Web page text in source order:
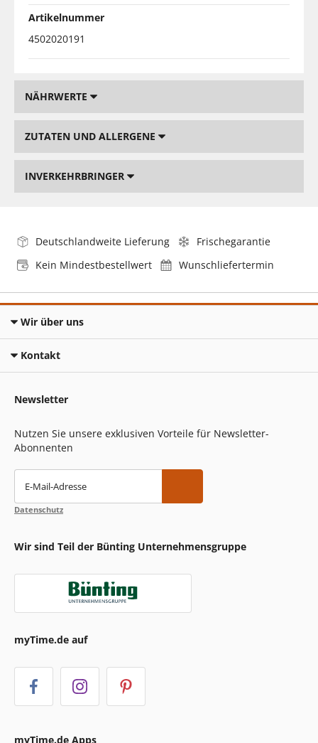
Artikelnummer
4502020191
NÄHRWERTE
ZUTATEN UND ALLERGENE
INVERKEHRBRINGER
Deutschlandweite Lieferung
Frischegarantie
Kein Mindestbestellwert
Wunschliefertermin
Wir über uns
Kontakt
Newsletter
Nutzen Sie unsere exklusiven Vorteile für Newsletter-
Abonnenten
E-Mail-Adresse
Datenschutz
Wir sind Teil der Bünting Unternehmensgruppe
myTime.de auf
myTime.de Apps